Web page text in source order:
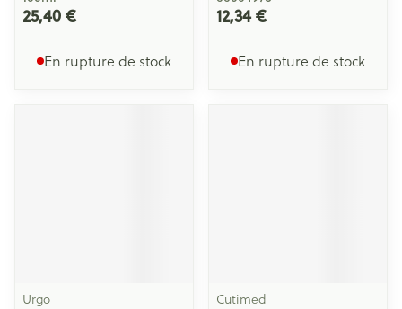
25,40 €
En rupture de stock
12,34 €
En rupture de stock
Urgo Cutimed